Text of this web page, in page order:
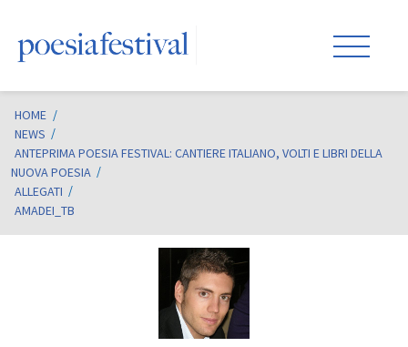
HOME /
NEWS
ANTEPRIMA POESIA FESTIVAL: CANTIERE ITALIANO, VOLTI E LIBRI DELLA
NUOVA POESIA
ALLEGATI
AMADEI_TB